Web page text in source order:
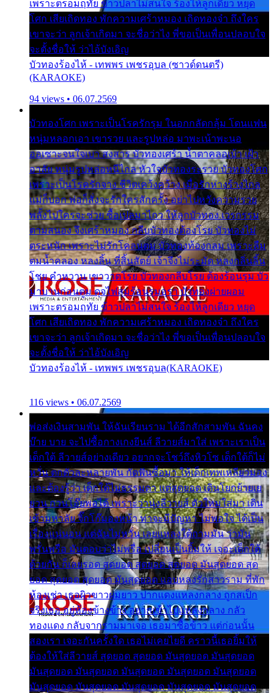
เพราะตรอมฤทัย ข้าวปลาไม่สนใจ ร้องไห้ลูกเดียว หยุด
โศก เสียเถิดทอง พักความเศร้าหมอง เถิดทองจ๋า ถึงใคร
เขาจะว่า ลูกเจ้าเกิดมา จะชื่อว่าไง พี่ขอเป็นเพื่อนปลอบใจ
จะตั้งชื่อให้ ว่าไอ้บังเอิญ
บัวทองร้องไห้ - เทพพร เพชรอุบล (ซาวด์ดนตรี)
(KARAOKE)
94 views • 06.07.2569
บัวทองโศก เพราะเป็นโรครักรุม ในอกกลัดกลุ้ม โดนแฟน
หนุ่มหลอกเอา เขารวย และรูปหล่อ มาพะเน้าพะนอ
ออเซาะจนใจเบา สงสาร บัวทองเศร้า น้ำตาคลอเบ้า เฝ้า
อาลัย หนุ่มรูปหล่อหนีไกล หัวใจบัวทองระรวย บัวทองโศก
เพราะเป็นโรครักจาง ชีวิตเคว้งคว้าง เมื่อรักห่างร้างไกล
แม่ก็บอก พ่อก็สั่งจะรักใครสักครั้ง อย่าไปหวังความรวย
พลั้งไปใครจะช่วย ซื้อเปลมาไกว ให้ลูกบัวทอง เวรกรรม
ตามสนอง จึงเศร้าหมอง กลีบบัวทองต้องโรย บัวทองไม่
ตระหนัก เพราะไม่รักโคลนตม บัวทองท้องกลม เพราะลืม
ตมน้ำคลอง หลงลิ้น ที่สิ้นสัตย์ เจ้าจึงไม่ระมัด หลงกลิ่นลิ้น
โชย คำหวาน เขาวาดโรย บัวทองกลีบโรย ต้องร้อนรุม บัว
มาบานก่อนตูม ดุจไฟสุมร้อนรุมอุรา บัวทองผ่ายผอม
เพราะตรอมฤทัย ข้าวปลาไม่สนใจ ร้องไห้ลูกเดียว หยุด
โศก เสียเถิดทอง พักความเศร้าหมอง เถิดทองจ๋า ถึงใคร
เขาจะว่า ลูกเจ้าเกิดมา จะชื่อว่าไง พี่ขอเป็นเพื่อนปลอบใจ
จะตั้งชื่อให้ ว่าไอ้บังเอิญ
บัวทองร้องไห้ - เทพพร เพชรอุบล(KARAOKE)
116 views • 06.07.2569
พ่อส่งเงินสามพัน ให้ฉันเรียนราม ได้อีกสักสามพัน ฉันคง
บ๊าย บาย จะไปซื้อกางเกงยีนส์ ลีวายส์มาใส่ เพราะเราเป็น
เด็กใต้ ลีวายส์อย่างเดียว อยากจะโชว์ถึงหิวโซ เด็กใต้ก็ไม่
หวั่น ตกตัวละหลายพัน กัดฟันซื้อมา ให้เด็กเทพเหลียวมอง
และต้องรู้ว่า เด็กใต้ไม่ธรรมดา แต่สุดยอด เดินโยกย้ายเย
ยวน กวนโอ๊ยพอได้ เพราะว่านุ่งลีวายส์ ตัวใหม่ใส่มา เดิน
เข้ามหาลัย จิ๊กโก๊มองหน้า ท่าจะมีปัญหา ไม่พอใจ ได้เป็น
เรื่องแน่นอน แต่ฉันไม่หวั่น เลยแหลงใต้ถามมัน ว่ามัน
พรั่นพรือ มันตอบว่าไม่พรื่อ เปลี่ยนเป็นยิ้มให้ เจอะเด็กใต้
ด้วยกัน ก็เลยรอด สุดยอด สุดยอด สุดยอด มันสุดยอด สุด
ยอด สุดยอด สุดยอด มันสุดยอด แอบหลงรักสาวราม ที่พัก
ห้องเช่า เธอผิวขาวผมยาว ปากแดงแหลงกลาง ถูกสเป็ก
จริงเธอ อยู่ห้องข้างข้าง อยากเข้าไปแหลงกลาง กลัว
ทองแดง กลับจากรามมาเจอ เธอมาซื้อข้าว แต่ก่อนนั้น
สองเรา เจอะกันครั้งใด เธอไม่เคยไยดี คราวนี้เธอยิ้มให้
ต้องให้ใส่ลีวายส์ สุดยอด สุดยอด มันสุดยอด มันสุดยอด
มันสุดยอด มันสุดยอด มันสุดยอด มันสุดยอด มันสุดยอด
มันสุดยอด มันสุดยอด มันสุดยอด มันสุดยอด มันสุดยอด